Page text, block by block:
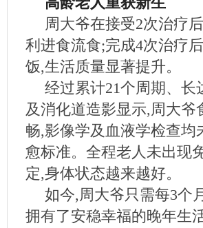
周大爷在接受2次治疗
利进食流食;完成4次治疗
饭,生活质量显著提升。
经过累计21个周期、
及消化道造影显示,周大
畅,影像学及血液学检查
愈标准。全程老人未出现
定,身体状态越来越好。
如今,周大爷只需每3个
拥有了安稳幸福的晚年生